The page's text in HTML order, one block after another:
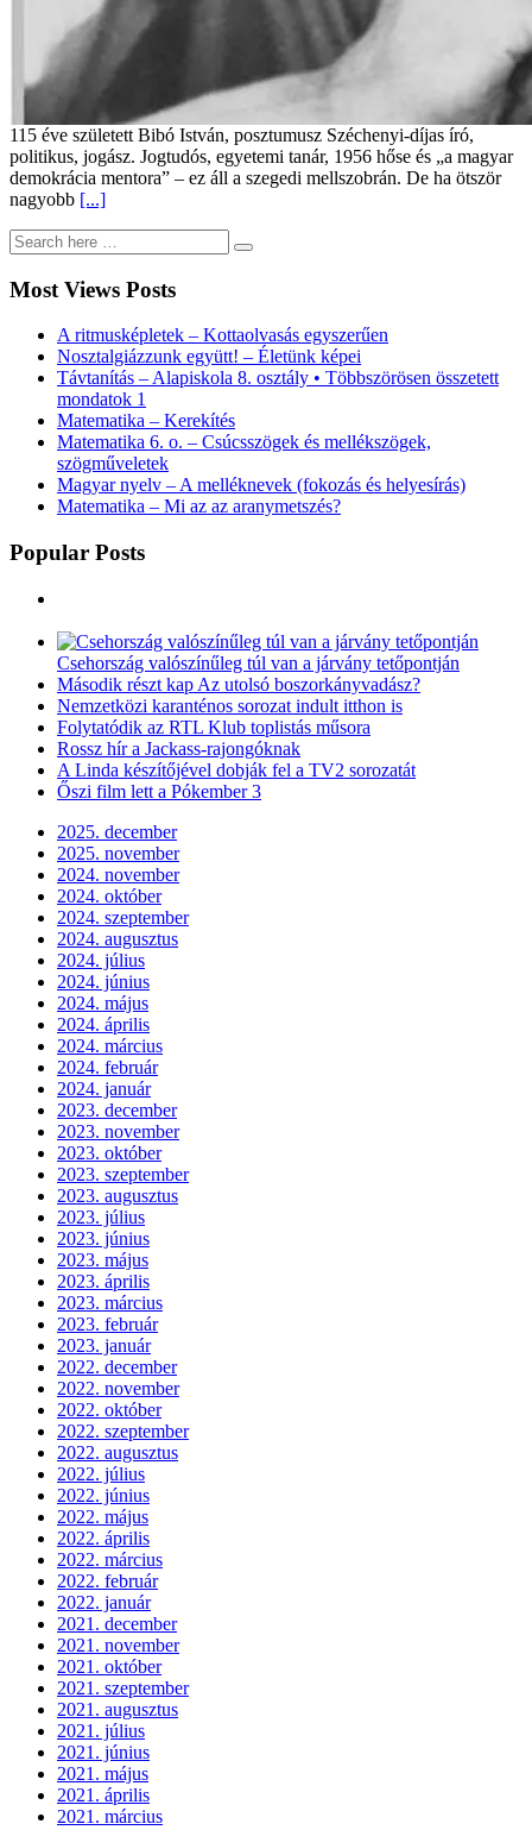
115 éve született Bibó István, posztumusz Széchenyi-díjas író,
politikus, jogász. Jogtudós, egyetemi tanár, 1956 hőse és „a magyar
demokrácia mentora” – ez áll a szegedi mellszobrán. De ha ötször
nagyobb [...]
Most Views Posts
A ritmusképletek – Kottaolvasás egyszerűen
Nosztalgiázzunk együtt! – Életünk képei
Távtanítás – Alapiskola 8. osztály • Többszörösen összetett
mondatok 1
Matematika – Kerekítés
Matematika 6. o. – Csúcsszögek és mellékszögek,
szögműveletek
Magyar nyelv – A melléknevek (fokozás és helyesírás)
Matematika – Mi az az aranymetszés?
Popular Posts
Csehország valószínűleg túl van a járvány tetőpontján
Második részt kap Az utolsó boszorkányvadász?
Nemzetközi karanténos sorozat indult itthon is
Folytatódik az RTL Klub toplistás műsora
Rossz hír a Jackass-rajongóknak
A Linda készítőjével dobják fel a TV2 sorozatát
Őszi film lett a Pókember 3
2025. december
2025. november
2024. november
2024. október
2024. szeptember
2024. augusztus
2024. július
2024. június
2024. május
2024. április
2024. március
2024. február
2024. január
2023. december
2023. november
2023. október
2023. szeptember
2023. augusztus
2023. július
2023. június
2023. május
2023. április
2023. március
2023. február
2023. január
2022. december
2022. november
2022. október
2022. szeptember
2022. augusztus
2022. július
2022. június
2022. május
2022. április
2022. március
2022. február
2022. január
2021. december
2021. november
2021. október
2021. szeptember
2021. augusztus
2021. július
2021. június
2021. május
2021. április
2021. március